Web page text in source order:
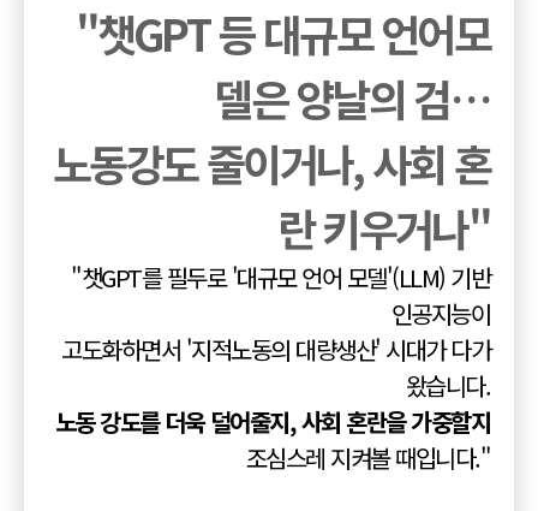
"챗GPT 등 대규모 언어모
델은 양날의 검…
노동강도 줄이거나, 사회 혼
란 키우거나"
"챗GPT를 필두로 '대규모 언어 모델'(LLM) 기반
인공지능이
고도화하면서 '지적노동의 대량생산' 시대가 다가
왔습니다.
노동 강도를 더욱 덜어줄지, 사회 혼란을 가중할지
조심스레 지켜볼 때입니다."